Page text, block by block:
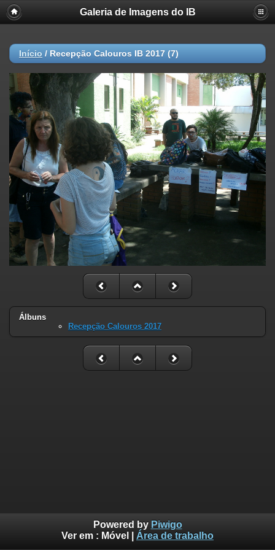
Galeria de Imagens do IB
Início / Recepção Calouros IB 2017 (7)
Álbuns
Recepção Calouros 2017
Powered by Piwigo
Ver em : Móvel Área de trabalho